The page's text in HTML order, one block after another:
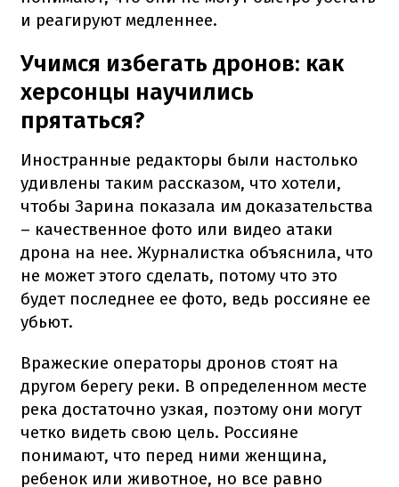
и реагируют медленнее.
Учимся избегать дронов: как
херсонцы научились
прятаться?
Иностранные редакторы были настолько
удивлены таким рассказом, что хотели,
чтобы Зарина показала им доказательства
– качественное фото или видео атаки
дрона на нее. Журналистка объяснила, что
не может этого сделать, потому что это
будет последнее ее фото, ведь россияне ее
убьют.
Вражеские операторы дронов стоят на
другом берегу реки. В определенном месте
река достаточно узкая, поэтому они могут
четко видеть свою цель. Россияне
понимают, что перед ними женщина,
ребенок или животное, но все равно